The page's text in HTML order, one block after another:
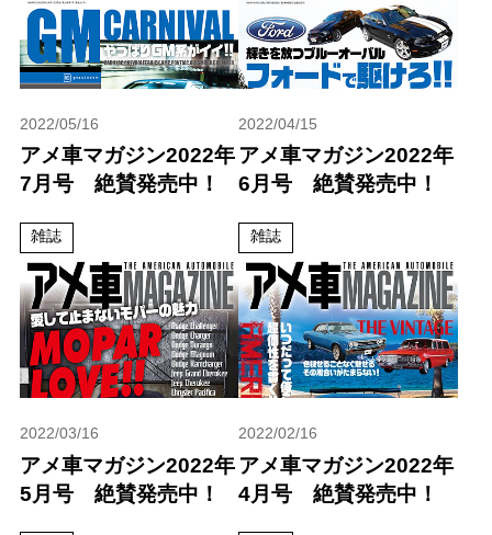
2022/05/16
アメ車マガジン2022年
7月号 絶賛発売中！
雑誌
2022/04/15
アメ車マガジン2022年
6月号 絶賛発売中！
雑誌
2022/03/16
アメ車マガジン2022年
5月号 絶賛発売中！
2022/02/16
アメ車マガジン2022年
4月号 絶賛発売中！